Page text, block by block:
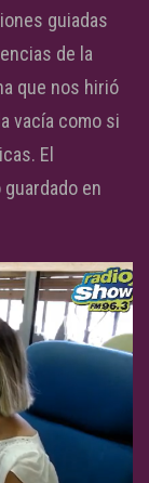
guiadas
de la
que nos hirió
vacía como si
El
en